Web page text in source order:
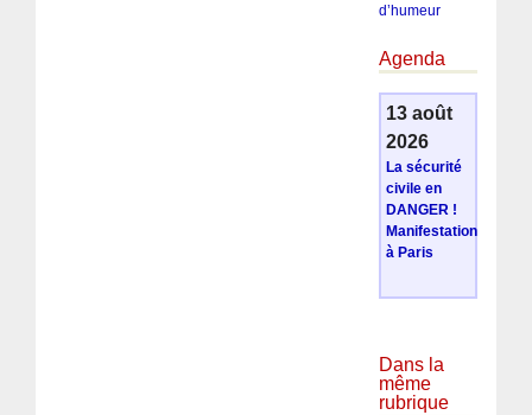
d’humeur
Agenda
13 août
2026
La sécurité
civile en
DANGER !
Manifestation
à Paris
Dans la
même
rubrique